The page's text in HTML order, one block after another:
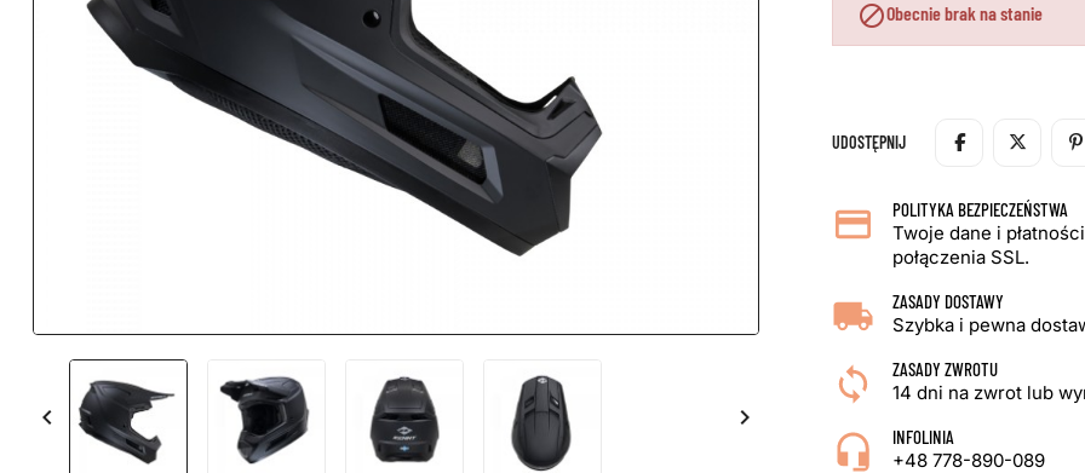
 
Obecnie brak na stanie
UDOSTĘPNIJ
POLITYKA BEZPIECZEŃSTWA
Twoje dane i
połączenia SSL.
ZASADY DOSTAWY
Szybka i pewna
ZASADY ZWROTU
14 dni na zwrot lub
INFOLINIA
+48 778-890-089